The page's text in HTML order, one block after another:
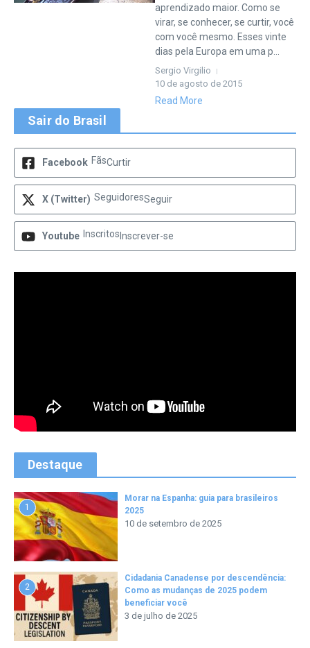
aprendizado maior. Como se
virar, se conhecer, se curtir, você
com você mesmo. Esses vinte
dias pela Europa em uma p...
Sergio Virgilio
10 de agosto de 2015
Read More
Sair do Brasil
Facebook FãsCurtir
X (Twitter) SeguidoresSeguir
Youtube Inscritos Inscrever-se
Destaque
1
Morar na Espanha: guia para brasileiros
2025
10 de setembro de 2025
2
Cidadania Canadense por descendência:
Como as mudanças de 2025 podem
beneficiar você
3 de julho de 2025